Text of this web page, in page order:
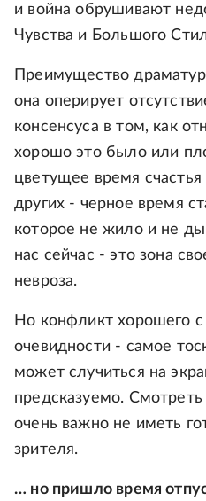
и война обрушивают
Чувства и Большого
Преимущество
она оперирует
консенсуса в том, как
хорошо это было или
цветущее время
других - черное время
которое не жило и не
нас сейчас - это зона
невроза.
Но конфликт хорошего
очевидности - самое
может случиться на
предсказуемо.
очень важно не иметь
зрителя.
… но пришло время